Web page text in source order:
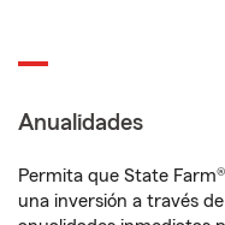
Anualidades
Permita que State
una inversión a través